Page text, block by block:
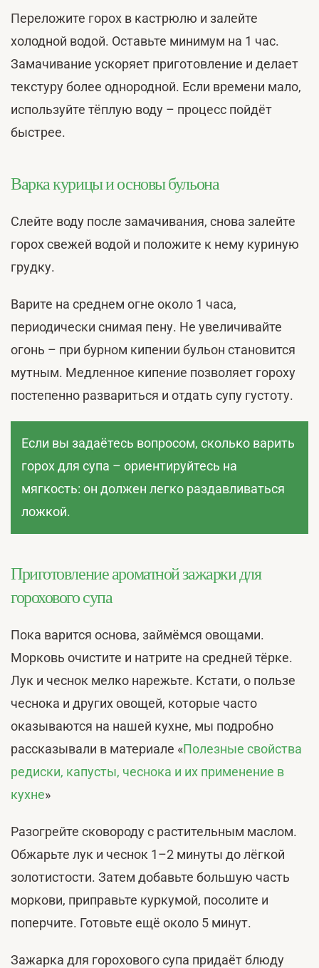
Переложите горох в кастрюлю и залейте
холодной водой. Оставьте минимум на 1 час.
Замачивание ускоряет приготовление и делает
текстуру более однородной. Если времени мало,
используйте тёплую воду – процесс пойдёт
быстрее.
Варка курицы и основы бульона
Слейте воду после замачивания, снова залейте
горох свежей водой и положите к нему куриную
грудку.
Варите на среднем огне около 1 часа,
периодически снимая пену. Не увеличивайте
огонь – при бурном кипении бульон становится
мутным. Медленное кипение позволяет гороху
постепенно развариться и отдать супу густоту.
Если вы задаётесь вопросом, сколько варить
горох для супа – ориентируйтесь на
мягкость: он должен легко раздавливаться
ложкой.
Приготовление ароматной зажарки для
горохового супа
Пока варится основа, займёмся овощами.
Морковь очистите и натрите на средней тёрке.
Лук и чеснок мелко нарежьте. Кстати, о пользе
чеснока и других овощей, которые часто
оказываются на нашей кухне, мы подробно
рассказывали в материале «Полезные свойства
редиски, капусты, чеснока и их применение в
кухне»
Разогрейте сковороду с растительным маслом.
Обжарьте лук и чеснок 1–2 минуты до лёгкой
золотистости. Затем добавьте большую часть
моркови, приправьте куркумой, посолите и
поперчите. Готовьте ещё около 5 минут.
Зажарка для горохового супа придаёт блюду